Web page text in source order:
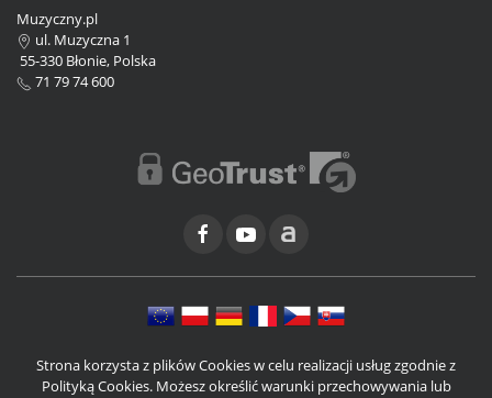
Muzyczny.pl
ul. Muzyczna 1
55-330 Błonie, Polska
71 79 74 600
Strona korzysta z plików Cookies w celu realizacji usług zgodnie z
Polityką Cookies. Możesz określić warunki przechowywania lub